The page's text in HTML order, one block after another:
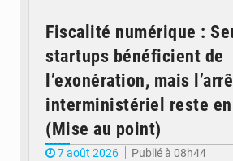
Fiscalité numérique :
startups bénéficient de
l’exonération, mais
interministériel reste
(Mise au point)
7 août 2026
Publié à 08h44